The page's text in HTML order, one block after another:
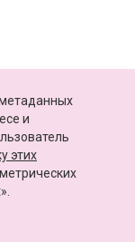
цифрового развития,
и
этих